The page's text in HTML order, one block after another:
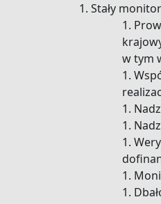
Stały
w tym